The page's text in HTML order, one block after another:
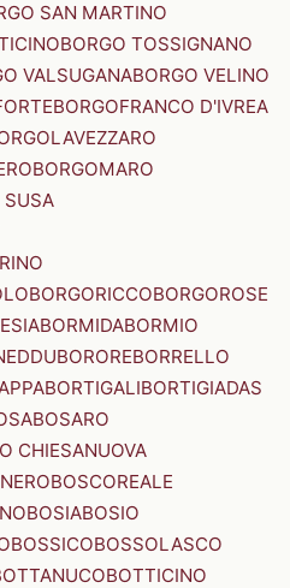
SAN MARTINO
BORGO TOSSIGNANO
VALSUGANABORGO VELINO
BORGOFRANCO D'IVREA
BORGOMARO
SUSA
BORGORICCOBORGOROSE
BORMIDABORMIO
BOROREBORRELLO
BORTIGALIBORTIGIADAS
BOSARO
CHIESANUOVA
BOSCOREALE
BOSIABOSIO
BOSSICOBOSSOLASCO
BOTTICINO